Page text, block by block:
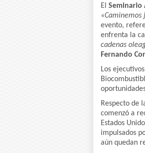
El Seminario
evento,
enfrenta la
cadenas
Fernando
Los
Respecto de
comenzó a
Estados
impulsados
aún quedan